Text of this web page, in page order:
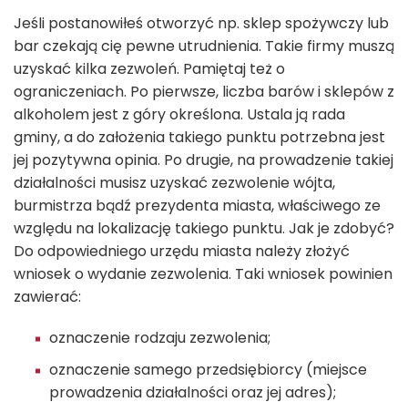
Jeśli postanowiłeś otworzyć np. sklep spożywczy lub
bar czekają cię pewne utrudnienia. Takie firmy muszą
uzyskać kilka zezwoleń. Pamiętaj też o
ograniczeniach. Po pierwsze, liczba barów i sklepów z
alkoholem jest z góry określona. Ustala ją rada
gminy, a do założenia takiego punktu potrzebna jest
jej pozytywna opinia. Po drugie, na prowadzenie takiej
działalności musisz uzyskać zezwolenie wójta,
burmistrza bądź prezydenta miasta, właściwego ze
względu na lokalizację takiego punktu. Jak je zdobyć?
Do odpowiedniego urzędu miasta należy złożyć
wniosek o wydanie zezwolenia. Taki wniosek powinien
zawierać:
oznaczenie rodzaju zezwolenia;
oznaczenie samego przedsiębiorcy (miejsce
prowadzenia działalności oraz jej adres);